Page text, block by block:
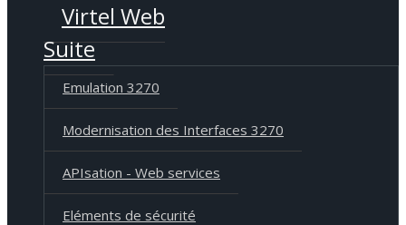
Virtel Web
Suite
Emulation 3270
Modernisation des Interfaces 3270
APIsation - Web services
Eléments de sécurité